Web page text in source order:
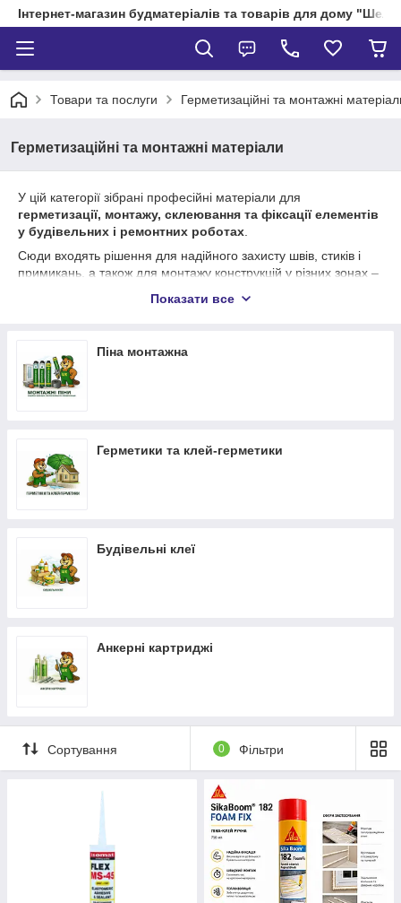
Інтернет-магазин будматеріалів та товарів для дому
Товари та послуги Герметизаційні та монтажні
Герметизаційні та монтажні матеріали
У цій категорії зібрані професійні матеріали для
герметизації, монтажу, склеювання та фіксації елементів
у будівельних і ремонтних роботах
Сюди входять рішення для надійного захисту швів, стиків і
примикань, а також для монтажу конструкцій у різних зонах –
швів, стиків і тріщин
🔧Будівельні клеї
матеріалів
🔧Аерозолі та технічні спреї
очищення та обробки поверхонь
Сфера застосування:
герметизація вікон і дверей
монтаж конструкцій та інженерних елементів
покрівельні та внутрішні роботи
Матеріали забезпечують:
міцне з’єднання та фіксацію
еластичність і довговічність швів
стійкість до температурних перепадів та зовнішніх
професійного та побутового використання
при виконанні внутрішніх і зовнішніх робіт.
Показати все
Піна монтажна
Герметики та клей-герметики
Будівельні клеї
Анкерні картриджі
Сортування 0 Фільтри